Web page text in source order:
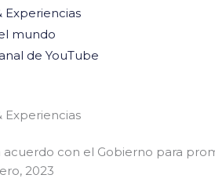
Experiencias
mundo
de YouTube
Experiencias
acuerdo con el Gobierno para
2023